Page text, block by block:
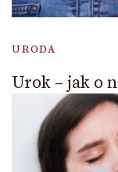
URODA
Urok – jak o